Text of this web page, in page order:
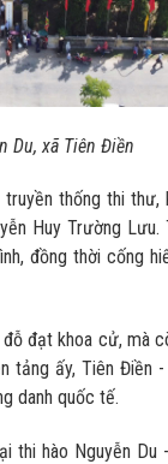
Du, xã Tiên Điền
thống thi thư,
Huy Trường
đồng thời cống
đạt khoa cử, mà
ấy, Tiên Điền
danh quốc tế.
thi hào Nguyễn